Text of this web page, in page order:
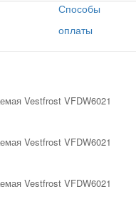
Способы
оплаты